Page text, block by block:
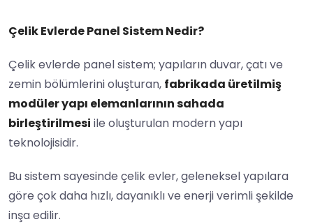
Çelik Evlerde Panel Sistem Nedir?
Çelik evlerde panel sistem; yapıların duvar, çatı ve
zemin bölümlerini oluşturan, fabrikada üretilmiş
modüler yapı elemanlarının sahada
birleştirilmesi ile oluşturulan modern yapı
teknolojisidir.
Bu sistem sayesinde çelik evler, geleneksel yapılara
göre çok daha hızlı, dayanıklı ve enerji verimli şekilde
inşa edilir.